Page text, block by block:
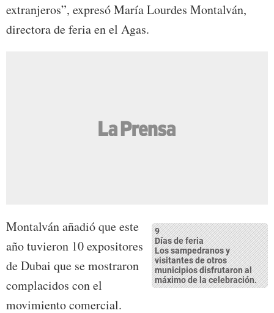
extranjeros”, expresó María Lourdes Montalván,
directora de feria en el Agas.
9
Días de feria
Los sampedranos y
visitantes de otros
municipios disfrutaron al
máximo de la celebración.
Montalván añadió que este
año tuvieron 10 expositores
de Dubai que se mostraron
complacidos con el
movimiento comercial.